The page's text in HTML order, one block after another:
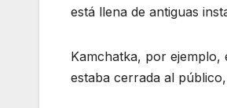
está llena de antiguas
Kamchatka, por ejemplo,
estaba cerrada al